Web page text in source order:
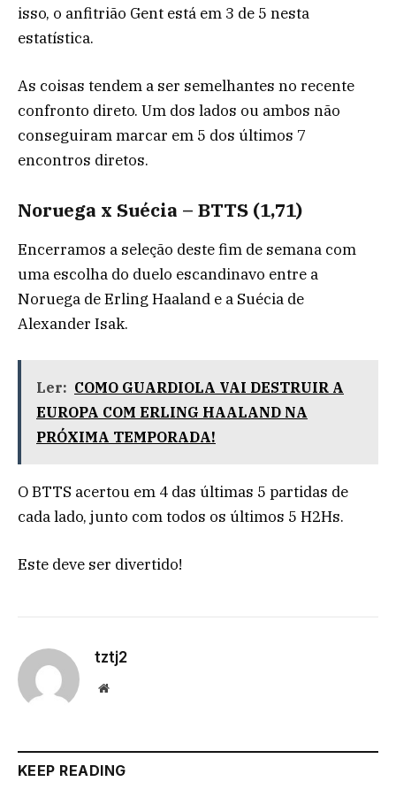
isso, o anfitrião Gent está em 3 de 5 nesta
estatística.
As coisas tendem a ser semelhantes no recente
confronto direto. Um dos lados ou ambos não
conseguiram marcar em 5 dos últimos 7
encontros diretos.
Noruega x Suécia – BTTS (1,71)
Encerramos a seleção deste fim de semana com
uma escolha do duelo escandinavo entre a
Noruega de Erling Haaland e a Suécia de
Alexander Isak.
Ler: COMO GUARDIOLA VAI DESTRUIR A
EUROPA COM ERLING HAALAND NA
PRÓXIMA TEMPORADA!
O BTTS acertou em 4 das últimas 5 partidas de
cada lado, junto com todos os últimos 5 H2Hs.
Este deve ser divertido!
tztj2
Website
KEEP READING